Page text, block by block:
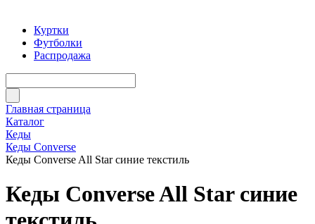
Куртки
Футболки
Распродажа
Главная страница
Каталог
Кеды
Кеды Converse
Кеды Converse All Star синие текстиль
Кеды Converse All Star синие